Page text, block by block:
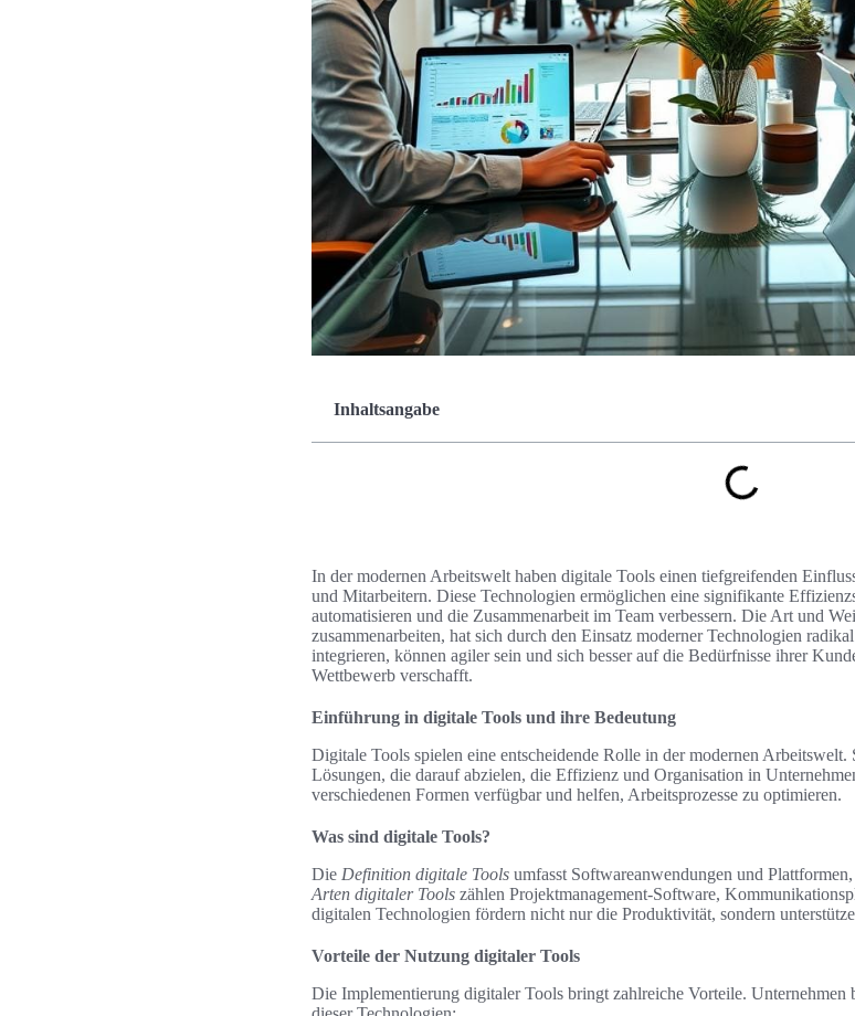
Inhaltsangabe
In der modernen Arbeitswelt haben digitale Tools einen tiefgreifenden
und Mitarbeitern. Diese Technologien ermöglichen eine signifikante
automatisieren und die Zusammenarbeit im Team verbessern. Die Art und
zusammenarbeiten, hat sich durch den Einsatz moderner Technologien
integrieren, können agiler sein und sich besser auf die Bedürfnisse ihrer
Wettbewerb verschafft.
Einführung in digitale Tools und ihre Bedeutung
Digitale Tools spielen eine entscheidende Rolle in der modernen
Lösungen, die darauf abzielen, die Effizienz und Organisation in
verschiedenen Formen verfügbar und helfen, Arbeitsprozesse zu optimieren.
Was sind digitale Tools?
Die Definition digitale Tools umfasst Softwareanwendungen und
Arten digitaler Tools zählen Projektmanagement-Software,
digitalen Technologien fördern nicht nur die Produktivität, sondern
Vorteile der Nutzung digitaler Tools
Die Implementierung digitaler Tools bringt zahlreiche Vorteile. Unternehmen